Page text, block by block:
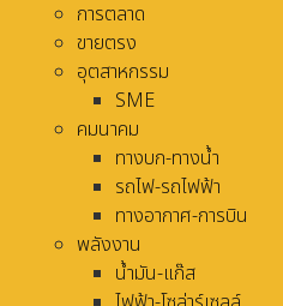
การตลาด
ขายตรง
อุตสาหกรรม
SME
คมนาคม
ทางบก-ทางน้ำ
รถไฟ-รถไฟฟ้า
ทางอากาศ-การบิน
พลังงาน
น้ำมัน-แก๊ส